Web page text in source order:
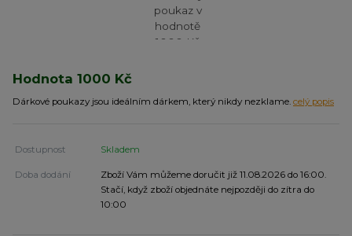
Hodnota 1000 Kč
Dárkové poukazy jsou ideálním dárkem, který nikdy nezklame. celý popis
Dostupnost Skladem
Doba dodání
Zboží Vám můžeme doručit již 11.08.2026 do 16:00.
Stačí, když zboží objednáte nejpozději do zítra do
10:00